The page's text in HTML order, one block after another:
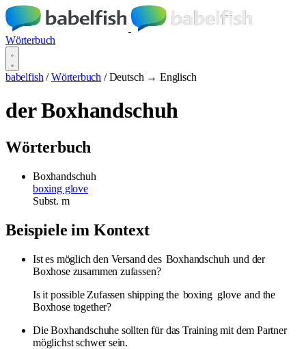
Wörterbuch
babelfish / Wörterbuch / Deutsch → Englisch
der Boxhandschuh
Wörterbuch
Boxhandschuh
boxing glove
Subst. m
Beispiele im Kontext
Ist es möglich den Versand des Boxhandschuh und der
Boxhose zusammen zufassen?
Is it possible Zufassen shipping the boxing glove and the
Boxhose together?
Die Boxhandschuhe sollten für das Training mit dem Partner
möglichst schwer sein.